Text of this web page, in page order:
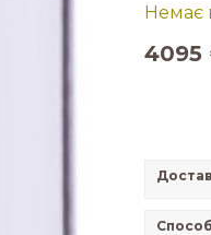
4095
Немає